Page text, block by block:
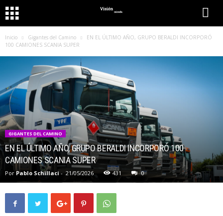
Inicio Gigantes del Camino
EN EL ÚLTIMO AÑO, GRUPO BERALDI INCORPORÓ
100 CAMIONES SCANIA SUPER
GIGANTES DEL CAMINO
EN EL ÚLTIMO AÑO, GRUPO BERALDI INCORPORÓ 100
CAMIONES SCANIA SUPER
Por Pablo Schillaci - 21/05/2026 431 0